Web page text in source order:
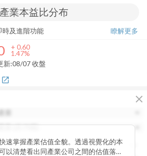
時及進階功能
瞭解更多
+ 0.60
1.47%
新:08/07 收盤
open_in_new
close
速掌握產業估值全貌。透過視覺化的本
以清楚看出同產業公司之間的估值落